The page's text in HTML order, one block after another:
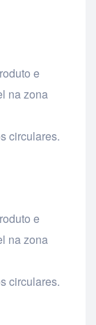
e
na zona
circulares.
e
na zona
circulares.